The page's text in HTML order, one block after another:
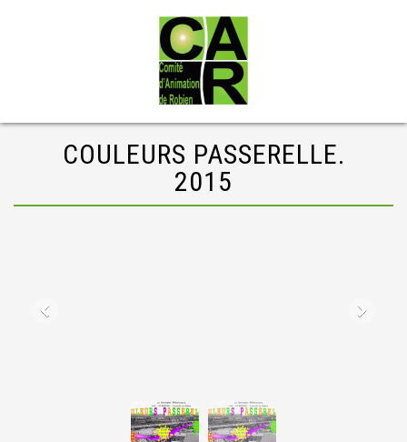
COULEURS PASSERELLE.
2015